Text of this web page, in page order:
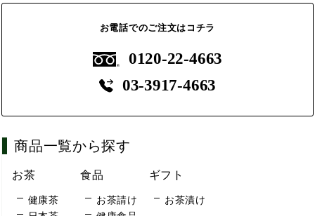
お電話でのご注文はコチラ
0120-22-4663
03-3917-4663
商品一覧から探す
お茶
健康茶
食品
お茶請け
ギフト
お茶漬け